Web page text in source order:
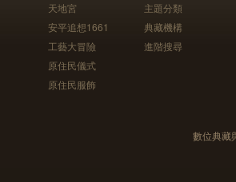
天地宮
安平追想1661
工藝大冒險
原住民儀式
原住民服飾
主題分類
典藏機構
進階搜尋
數位典藏